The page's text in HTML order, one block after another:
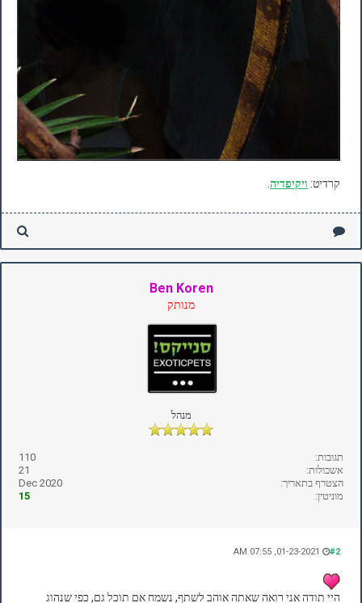
קרדיט: ויקיפדיה.
Ben Koren
מנותק
מנהל
תגובות:
110
אשכולות:
21
הצטרף בתאריך:
Dec 2020
מוניטין:
15
#2
היי תודה אני רואה שאתה אוהב לשתף, נשמח אם תוכל גם, כפי שנהוג